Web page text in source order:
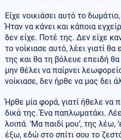
Είχε νοικιάσει αυτό το
Ήταν να κάνει και κάποια
δεν είχε. Ποτέ της. Δεν είχε
το νοίκιασε αυτό, λέει γιατί θα
της και θα τη βόλευε επειδή
μην θέλει να παίρνει
νοίκιασε, δεν ήρθε να μας δει
Ήρθε μία φορά, γιατί ήθελε να
δικά της. Ένα παπλωματάκι.
λοιπά. ‘Μα παιδί μου’, της λέω,
έξω, εδώ στο σπίτι σου το